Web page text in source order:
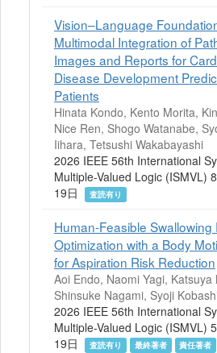
Vision–Language
Multimodal Integration of
Images and Reports for
Disease Development
Patients
Hinata Kondo, Kento Morita,
Nice Ren, Shogo Watanabe,
Iihara, Tetsushi Wakabayashi
2026 IEEE 56th International
Multiple-Valued Logic (ISMVL)
19日
査読有り
Human-Feasible Swallowing
Optimization with a Body
for Aspiration Risk Reduction
Aoi Endo, Naomi Yagi, Katsuya
Shinsuke Nagami, Syoji
2026 IEEE 56th International
Multiple-Valued Logic (ISMVL)
19日
査読有り 最終著者 責任著者